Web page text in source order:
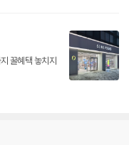
꿀혜택 놓치지